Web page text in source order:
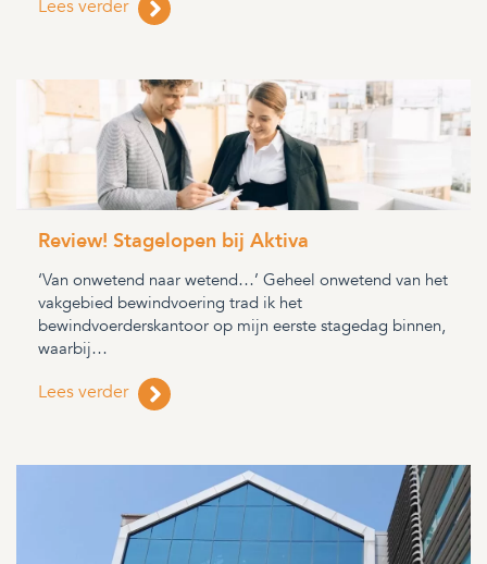
Lees verder
Review! Stagelopen bij Aktiva
‘Van onwetend naar wetend…’ Geheel onwetend van het
vakgebied bewindvoering trad ik het
bewindvoerderskantoor op mijn eerste stagedag binnen,
waarbij…
Lees verder